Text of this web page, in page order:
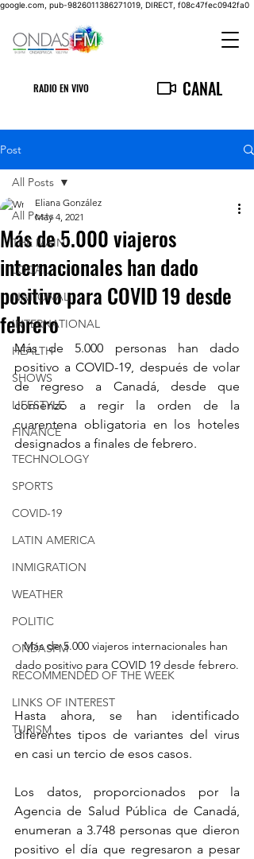
google.com, pub-9826011386271019, DIRECT, f08c47fec0942fa0
RADIO EN VIVO CANAL
Post
All Posts
THE MAIN
LOCAL
NATIONAL
INTERNATIONAL
HEALTH
SHOWS
LIFESTYLE
FINANCE
TECHNOLOGY
SPORTS
COVID-19
LATIN AMERICA
INMIGRATION
WEATHER
POLITIC
ONDASFM
RECOMMENDED OF THE WEEK
LINKS OF INTEREST
TURISM
All Posts
Más de 5.000 viajeros
internacionales han dado
positivo para COVID 19 desde
febrero
Eliana González
May 4, 2021
Más de 5.000 personas han dado
positivo a COVID-19, después de volar
de regreso a Canadá, desde que
comenzó a regir la orden de la
cuarentena obligatoria en los hoteles
designados a finales de febrero.
Más de 5.000 viajeros internacionales han
dado positivo para COVID 19 desde febrero.
Hasta ahora, se han identificado
diferentes tipos de variantes del virus
en casi un tercio de esos casos.
Los datos, proporcionados por la
Agencia de Salud Pública de Canadá,
enumeran a 3.748 personas que dieron
positivo el día que regresaron a pesar